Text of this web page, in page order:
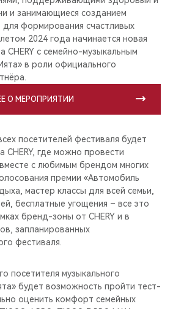
и занимающиеся созданием
формирования счастливых
2024 года начинается новая
CHERY с семейно-музыкальным
в роли официального
О МЕРОПРИЯТИИ
посетителей фестиваля будет
CHERY, где можно провести
с любимым брендом многих
премии «Автомобиль
мастер классы для всей семьи,
бесплатные угощения – все это
бренд-зоны от CHERY и в
запланированных
фестиваля.
посетителя музыкального
будет возможность пройти тест-
оценить комфорт семейных